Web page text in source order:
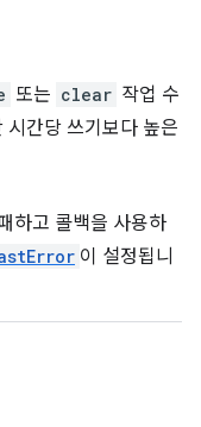
또는 clear 작업 수
시간당 쓰기보다 높은
하고 콜백을 사용하
이 설정됩니